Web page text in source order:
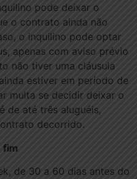
pode deixar o
o contrato ainda não
o inquilino pode optar
apenas com aviso prévio
não tiver uma cláusula
estiver em período de
multa se decidir deixar o
de até três aluguéis,
decorrido.
fim
de 30 a 60 dias antes do